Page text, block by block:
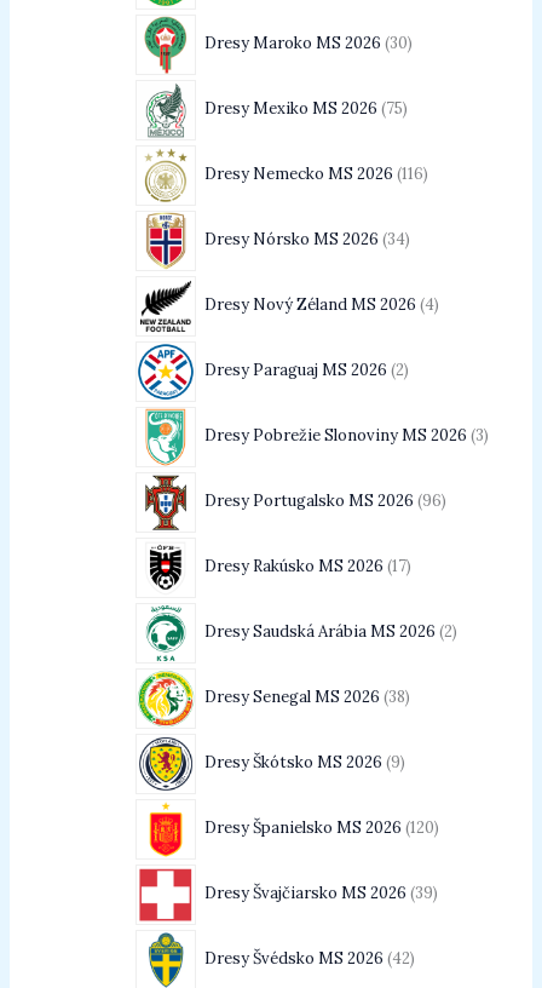
Dresy Maroko MS 2026 30
Dresy Mexiko MS 2026 75
Dresy Nemecko MS 2026 116
Dresy Nórsko MS 2026 34
Dresy Nový Zéland MS 2026 4
Dresy Paraguaj MS 2026 2
Dresy Pobrežie Slonoviny MS 2026 3
Dresy Portugalsko MS 2026 96
Dresy Rakúsko MS 2026 17
Dresy Saudská Arábia MS 2026 2
Dresy Senegal MS 2026 38
Dresy Škótsko MS 2026 9
Dresy Španielsko MS 2026 120
Dresy Švajčiarsko MS 2026 39
Dresy Švédsko MS 2026 42